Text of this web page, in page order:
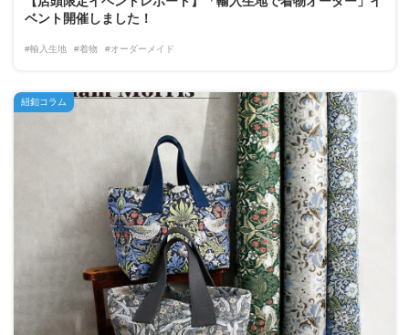
ベント開催しました！
#輸入生地 #着物 #オーダーメイド
紐釦コラム